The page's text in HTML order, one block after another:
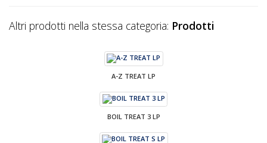
Altri prodotti nella stessa categoria: Prodotti
A-Z TREAT LP
BOIL TREAT 3 LP